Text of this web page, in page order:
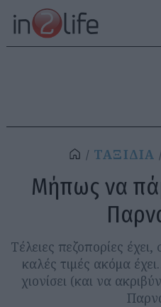
ΤΑΞΙΔΙΑ
Μήπως να
Τέλειες πεζοπορίες
καλές τιμές ακόμα
χιονίσει (και να